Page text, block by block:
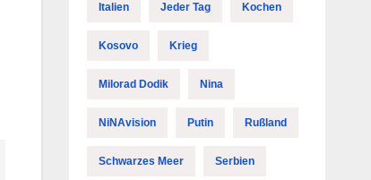
Italien Jeder Tag Kochen
Kosovo Krieg
Milorad Dodik Nina
NiNAvision Putin Rußland
Schwarzes Meer Serbien